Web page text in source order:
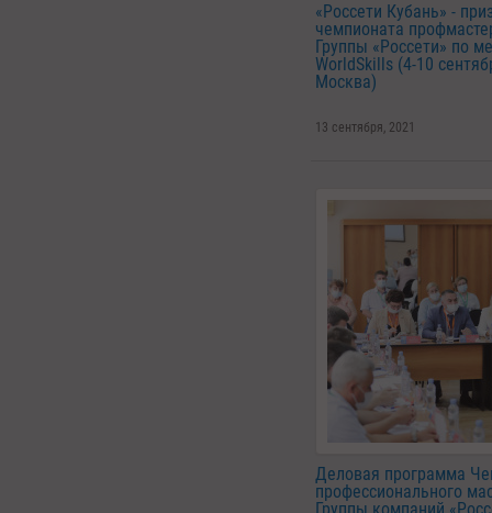
«Россети Кубань» -
чемпионата
Группы «Россети» по
WorldSkills (4-10
Москва)
13 сентября, 2021
Деловая программа
профессионального